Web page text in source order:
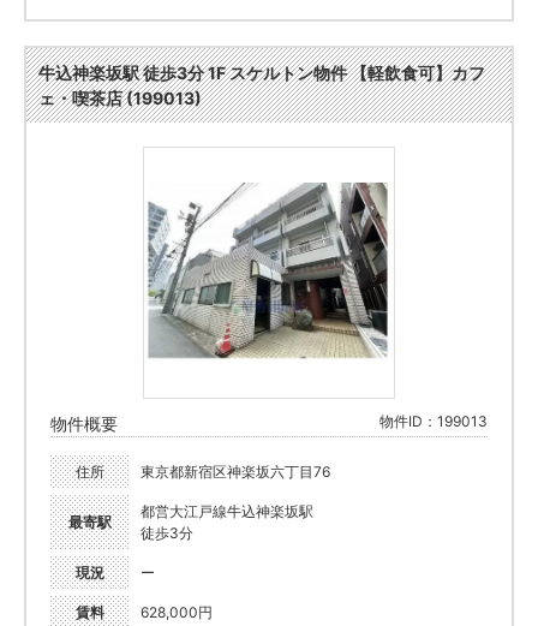
牛込神楽坂駅 徒歩3分 1F スケルトン物件 【軽飲食可】カフ
ェ・喫茶店 (199013)
物件概要 物件ID：199013
住所 東京都新宿区神楽坂六丁目76
最寄駅
都営大江戸線牛込神楽坂駅
徒歩3分
現況 ー
賃料 628,000円